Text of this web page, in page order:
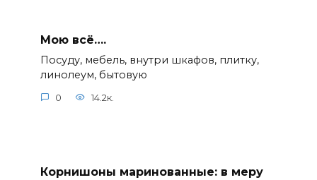
Мою всё….
Посуду, мебель, внутри шкафов, плитку,
линолеум, бытовую
0 14.2к.
Корнишоны маринованные: в меру